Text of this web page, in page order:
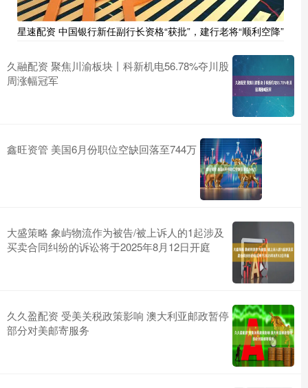
星速配资 中国银行新任副行长资格“获批”，建行老将“顺利空降”
久融配资 聚焦川渝板块丨科新机电56.78%夺川股
周涨幅冠军
鑫旺资管 美国6月份职位空缺回落至744万
大盛策略 象屿物流作为被告/被上诉人的1起涉及
买卖合同纠纷的诉讼将于2025年8月12日开庭
久久盈配资 受美关税政策影响 澳大利亚邮政暂停
部分对美邮寄服务